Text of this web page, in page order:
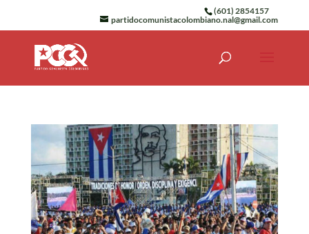
(601) 2854157
partidocomunistacolombiano.nal@gmail.com